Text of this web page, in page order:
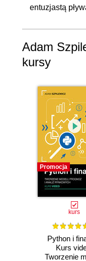
entuzjastą
Adam
kursy
Promocja
kurs
Python i
Kurs
Tworzenie